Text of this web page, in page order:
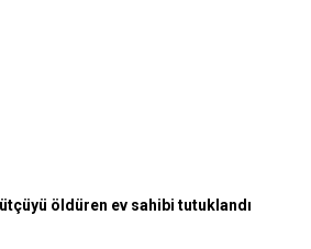
öldüren ev sahibi tutuklandı